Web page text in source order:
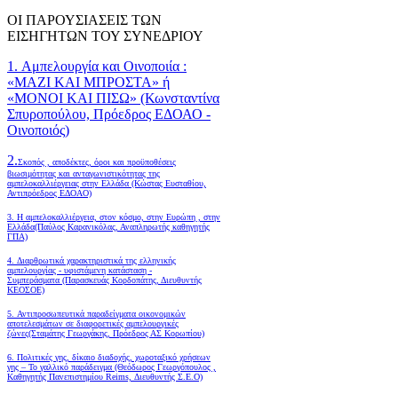
ΟΙ ΠΑΡΟΥΣΙΑΣΕΙΣ ΤΩΝ
ΕΙΣΗΓΗΤΩΝ ΤΟΥ ΣΥΝΕΔΡΙΟΥ
1. Αμπελουργία και Οινοποιία :
«ΜΑΖΙ ΚΑΙ ΜΠΡΟΣΤΑ» ή
«ΜΟΝΟΙ ΚΑΙ ΠΙΣΩ» (Κωνσταντίνα
Σπυροπούλου, Πρόεδρος ΕΔΟΑΟ -
Οινοποιός)
2.Σκοπός , αποδέκτες, όροι και προϋποθέσεις
βιωσιμότητας και ανταγωνιστικότητας της
αμπελοκαλλιέργειας στην Ελλάδα (Κώστας Ευσταθίου,
Αντιπρόεδρος ΕΔΟΑΟ)
3. Η αμπελοκαλλιέργεια, στον κόσμο, στην Ευρώπη , στην
Ελλάδα(Παύλος Καρανικόλας, Αναπληρωτής καθηγητής
ΓΠΑ)
4. Διαρθρωτικά χαρακτηριστικά της ελληνικής
αμπελουργίας - υφιστάμενη κατάσταση -
Συμπεράσματα (Παρασκευάς Κορδοπάτης, Διευθυντής
ΚΕΟΣΟΕ)
5. Αντιπροσωπευτικά παραδείγματα οικονομικών
αποτελεσμάτων σε διαφορετικές αμπελουργικές
ζώνες(Σταμάτης Γεωργάκης, Πρόεδρος ΑΣ Κορωπίου)
6. Πολιτικές γης, δίκαιο διαδοχής, χωροταξικό χρήσεων
γης – Το γαλλικό παράδειγμα (Θεόδωρος Γεωργόπουλος ,
Καθηγητής Πανεπιστημίου Reims, Διευθυντής Σ.Ε.Ο)